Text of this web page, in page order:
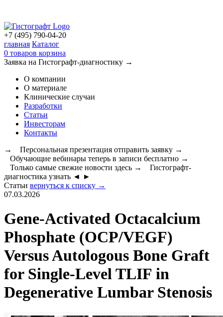
+7 (495) 790-04-20
главная Каталог
0 товаров корзина
Заявка на Гистографт-диагностику →
О компании
О материале
Клинические случаи
Разработки
Статьи
Инвесторам
Контакты
→ Персональная презентация отправить заявку →
Обучающие вебинары теперь в записи бесплатно →
Только самые свежие новости здесь → Гистографт-
диагностика узнать ◄ ►
Статьи вернуться к списку →
07.03.2026
Gene-Activated Octacalcium
Phosphate (OCP/VEGF)
Versus Autologous Bone Graft
for Single-Level TLIF in
Degenerative Lumbar Stenosis